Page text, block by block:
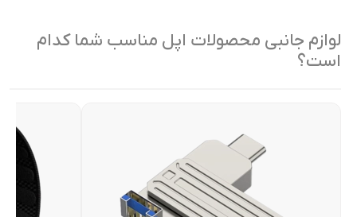
لوازم جانبی محصولات اپل مناسب شما کدام
است؟